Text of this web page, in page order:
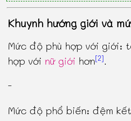
Khuynh hướng giới và
Mức độ phù hợp với giới:
hợp với nữ giới hơn[2].
-
Mức độ phổ biến: đệm